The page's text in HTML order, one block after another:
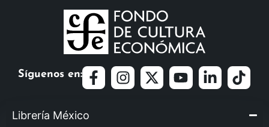
Síguenos en:
Librería México